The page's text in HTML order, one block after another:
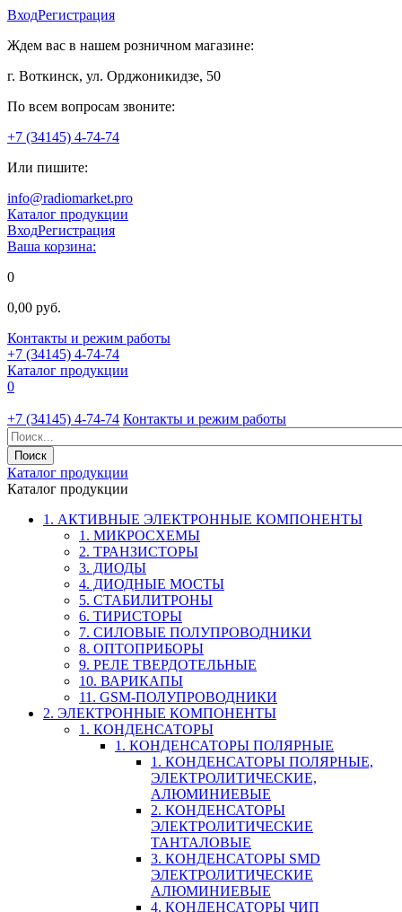
ВходРегистрация
Ждем вас в нашем розничном магазине:
г. Воткинск, ул. Орджоникидзе, 50
По всем вопросам звоните:
+7 (34145) 4-74-74
Или пишите:
info@radiomarket.pro
Каталог продукции
ВходРегистрация
Ваша корзина:
0
0,00 руб.
Контакты и режим работы
+7 (34145) 4-74-74
Каталог продукции
0
+7 (34145) 4-74-74 Контакты и режим работы
Каталог продукции
Каталог продукции
1. АКТИВНЫЕ ЭЛЕКТРОННЫЕ КОМПОНЕНТЫ
1. МИКРОСХЕМЫ
2. ТРАНЗИСТОРЫ
3. ДИОДЫ
4. ДИОДНЫЕ МОСТЫ
5. СТАБИЛИТРОНЫ
6. ТИРИСТОРЫ
7. СИЛОВЫЕ ПОЛУПРОВОДНИКИ
8. ОПТОПРИБОРЫ
9. РЕЛЕ ТВЕРДОТЕЛЬНЫЕ
10. ВАРИКАПЫ
11. GSM-ПОЛУПРОВОДНИКИ
2. ЭЛЕКТРОННЫЕ КОМПОНЕНТЫ
1. КОНДЕНСАТОРЫ
1. КОНДЕНСАТОРЫ ПОЛЯРНЫЕ
1. КОНДЕНСАТОРЫ ПОЛЯРНЫЕ,
ЭЛЕКТРОЛИТИЧЕСКИЕ,
АЛЮМИНИЕВЫЕ
2. КОНДЕНСАТОРЫ
ЭЛЕКТРОЛИТИЧЕСКИЕ
ТАНТАЛОВЫЕ
3. КОНДЕНСАТОРЫ SMD
ЭЛЕКТРОЛИТИЧЕСКИЕ
АЛЮМИНИЕВЫЕ
4. КОНДЕНСАТОРЫ ЧИП